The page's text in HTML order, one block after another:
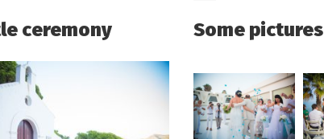
ceremony Some pictures